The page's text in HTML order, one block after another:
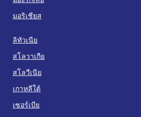
มอริเชียส
ลิทัวเนีย
สโลวาเกีย
สโลวีเนีย
เกาหลีใต้
เซอร์เบีย